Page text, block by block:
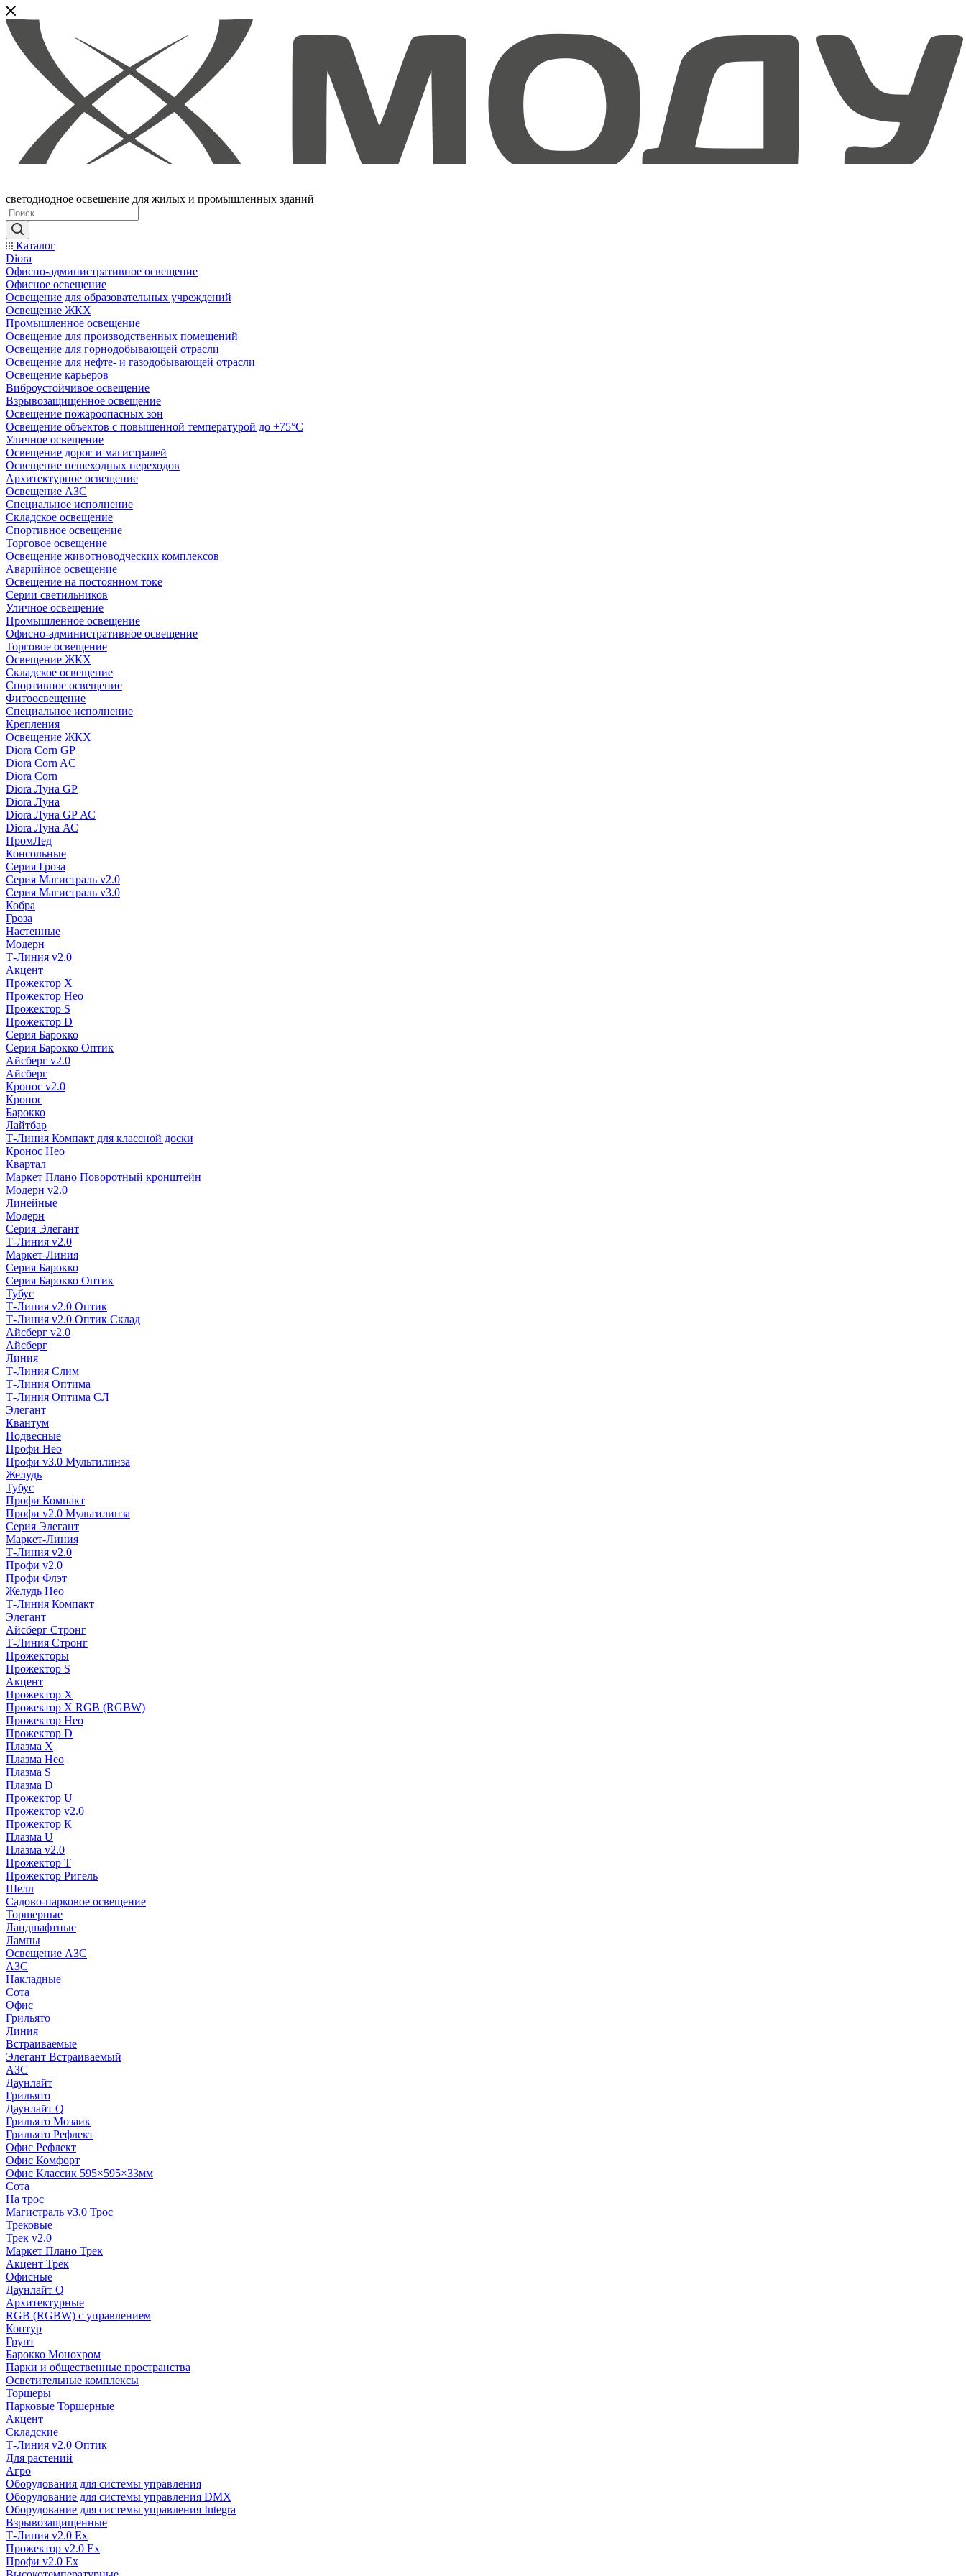
светодиодное освещение для жилых и промышленных зданий
Каталог
Diora
Офисно-административное освещение
Офисное освещение
Освещение для образовательных учреждений
Освещение ЖКХ
Промышленное освещение
Освещение для производственных помещений
Освещение для горнодобывающей отрасли
Освещение для нефте- и газодобывающей отрасли
Освещение карьеров
Виброустойчивое освещение
Взрывозащищенное освещение
Освещение пожароопасных зон
Освещение объектов с повышенной температурой до +75°C
Уличное освещение
Освещение дорог и магистралей
Освещение пешеходных переходов
Архитектурное освещение
Освещение АЗС
Специальное исполнение
Складское освещение
Спортивное освещение
Торговое освещение
Освещение животноводческих комплексов
Аварийное освещение
Освещение на постоянном токе
Серии светильников
Уличное освещение
Промышленное освещение
Офисно-административное освещение
Торговое освещение
Освещение ЖКХ
Складское освещение
Спортивное освещение
Фитоосвещение
Специальное исполнение
Крепления
Освещение ЖКХ
Diora Corn GP
Diora Corn AC
Diora Corn
Diora Луна GP
Diora Луна
Diora Луна GP АС
Diora Луна АС
ПромЛед
Консольные
Серия Гроза
Серия Магистраль v2.0
Серия Магистраль v3.0
Кобра
Гроза
Настенные
Модерн
Т-Линия v2.0
Акцент
Прожектор X
Прожектор Нео
Прожектор S
Прожектор D
Серия Барокко
Серия Барокко Оптик
Айсберг v2.0
Айсберг
Кронос v2.0
Кронос
Барокко
Лайтбар
Т-Линия Компакт для классной доски
Кронос Нео
Квартал
Маркет Плано Поворотный кронштейн
Модерн v2.0
Линейные
Модерн
Серия Элегант
Т-Линия v2.0
Маркет-Линия
Серия Барокко
Серия Барокко Оптик
Тубус
Т-Линия v2.0 Оптик
Т-Линия v2.0 Оптик Склад
Айсберг v2.0
Айсберг
Линия
Т-Линия Слим
Т-Линия Оптима
Т-Линия Оптима СЛ
Элегант
Квантум
Подвесные
Профи Нео
Профи v3.0 Мультилинза
Желудь
Тубус
Профи Компакт
Профи v2.0 Мультилинза
Серия Элегант
Маркет-Линия
Т-Линия v2.0
Профи v2.0
Профи Флэт
Желудь Нео
Т-Линия Компакт
Элегант
Айсберг Стронг
Т-Линия Стронг
Прожекторы
Прожектор S
Акцент
Прожектор X
Прожектор Х RGB (RGBW)
Прожектор Нео
Прожектор D
Плазма X
Плазма Нео
Плазма S
Плазма D
Прожектор U
Прожектор v2.0
Прожектор К
Плазма U
Плазма v2.0
Прожектор Т
Прожектор Ригель
Шелл
Садово-парковое освещение
Торшерные
Ландшафтные
Лампы
Освещение АЗС
АЗС
Накладные
Сота
Офис
Грильято
Линия
Встраиваемые
Элегант Встраиваемый
АЗС
Даунлайт
Грильято
Даунлайт Q
Грильято Мозаик
Грильято Рефлект
Офис Рефлект
Офис Комфорт
Офис Классик 595×595×33мм
Сота
На трос
Магистраль v3.0 Трос
Трековые
Трек v2.0
Маркет Плано Трек
Акцент Трек
Офисные
Даунлайт Q
Архитектурные
RGB (RGBW) с управлением
Контур
Грунт
Барокко Монохром
Парки и общественные пространства
Осветительные комплексы
Торшеры
Парковые Торшерные
Акцент
Складские
Т-Линия v2.0 Оптик
Для растений
Агро
Оборудования для системы управления
Оборудование для системы управления DMX
Оборудование для системы управления Integra
Взрывозащищенные
Т-Линия v2.0 Ex
Прожектор v2.0 Ex
Профи v2.0 Ex